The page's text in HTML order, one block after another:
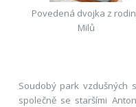
Povedená dvojka z
Milů
Soudobý park vzdušných
společně se staršími